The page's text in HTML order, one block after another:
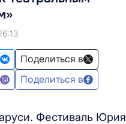
Поделиться в
Поделиться в
Фестиваль Юрия